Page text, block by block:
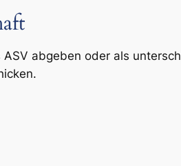
abgeben oder als